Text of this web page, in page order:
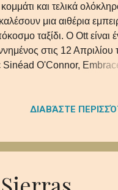
και τελικά
μια αιθέρια
ταξίδι. Ο Ott είναι
στις 12 Απριλίου
Sinéad O'Connor,
ΔΙΑΒΆΣΤΕ